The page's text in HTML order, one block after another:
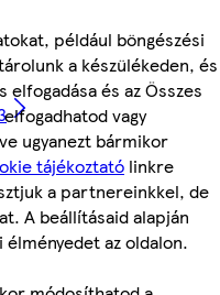
például böngészési
a készülékeden, és
elfogadása és az Összes
vagy
ugyanezt bármikor
tájékoztató linkre
a partnereinkkel, de
A beállításaid alapján
az oldalon.